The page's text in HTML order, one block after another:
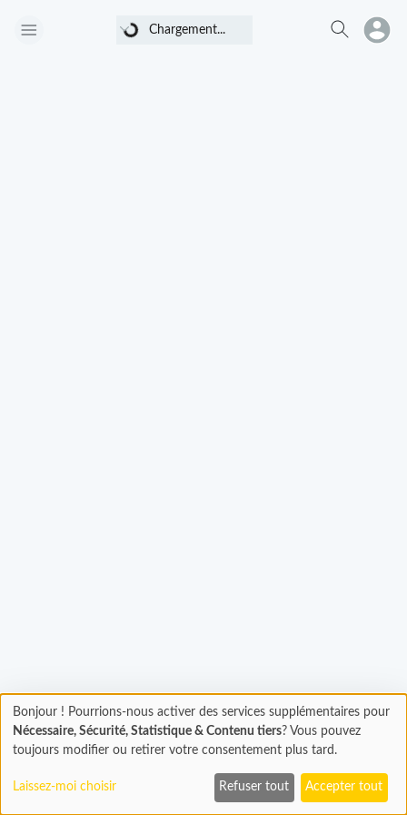
Chargement...
Chargement... Chargement
En cours...
Bonjour ! Pourrions-nous activer des services supplémentaires pour
Nécessaire, Sécurité, Statistique & Contenu tiers? Vous pouvez
toujours modifier ou retirer votre consentement plus tard.
Laissez-moi choisir Refuser tout Accepter tout